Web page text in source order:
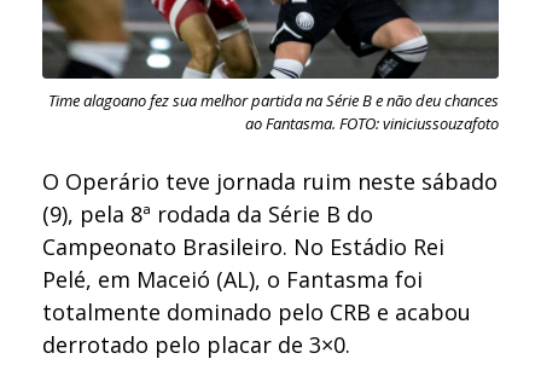
Time alagoano fez sua melhor partida na Série B e não deu chances
ao Fantasma. FOTO: viniciussouzafoto
O Operário teve jornada ruim neste sábado
(9), pela 8ª rodada da Série B do
Campeonato Brasileiro. No Estádio Rei
Pelé, em Maceió (AL), o Fantasma foi
totalmente dominado pelo CRB e acabou
derrotado pelo placar de 3×0.